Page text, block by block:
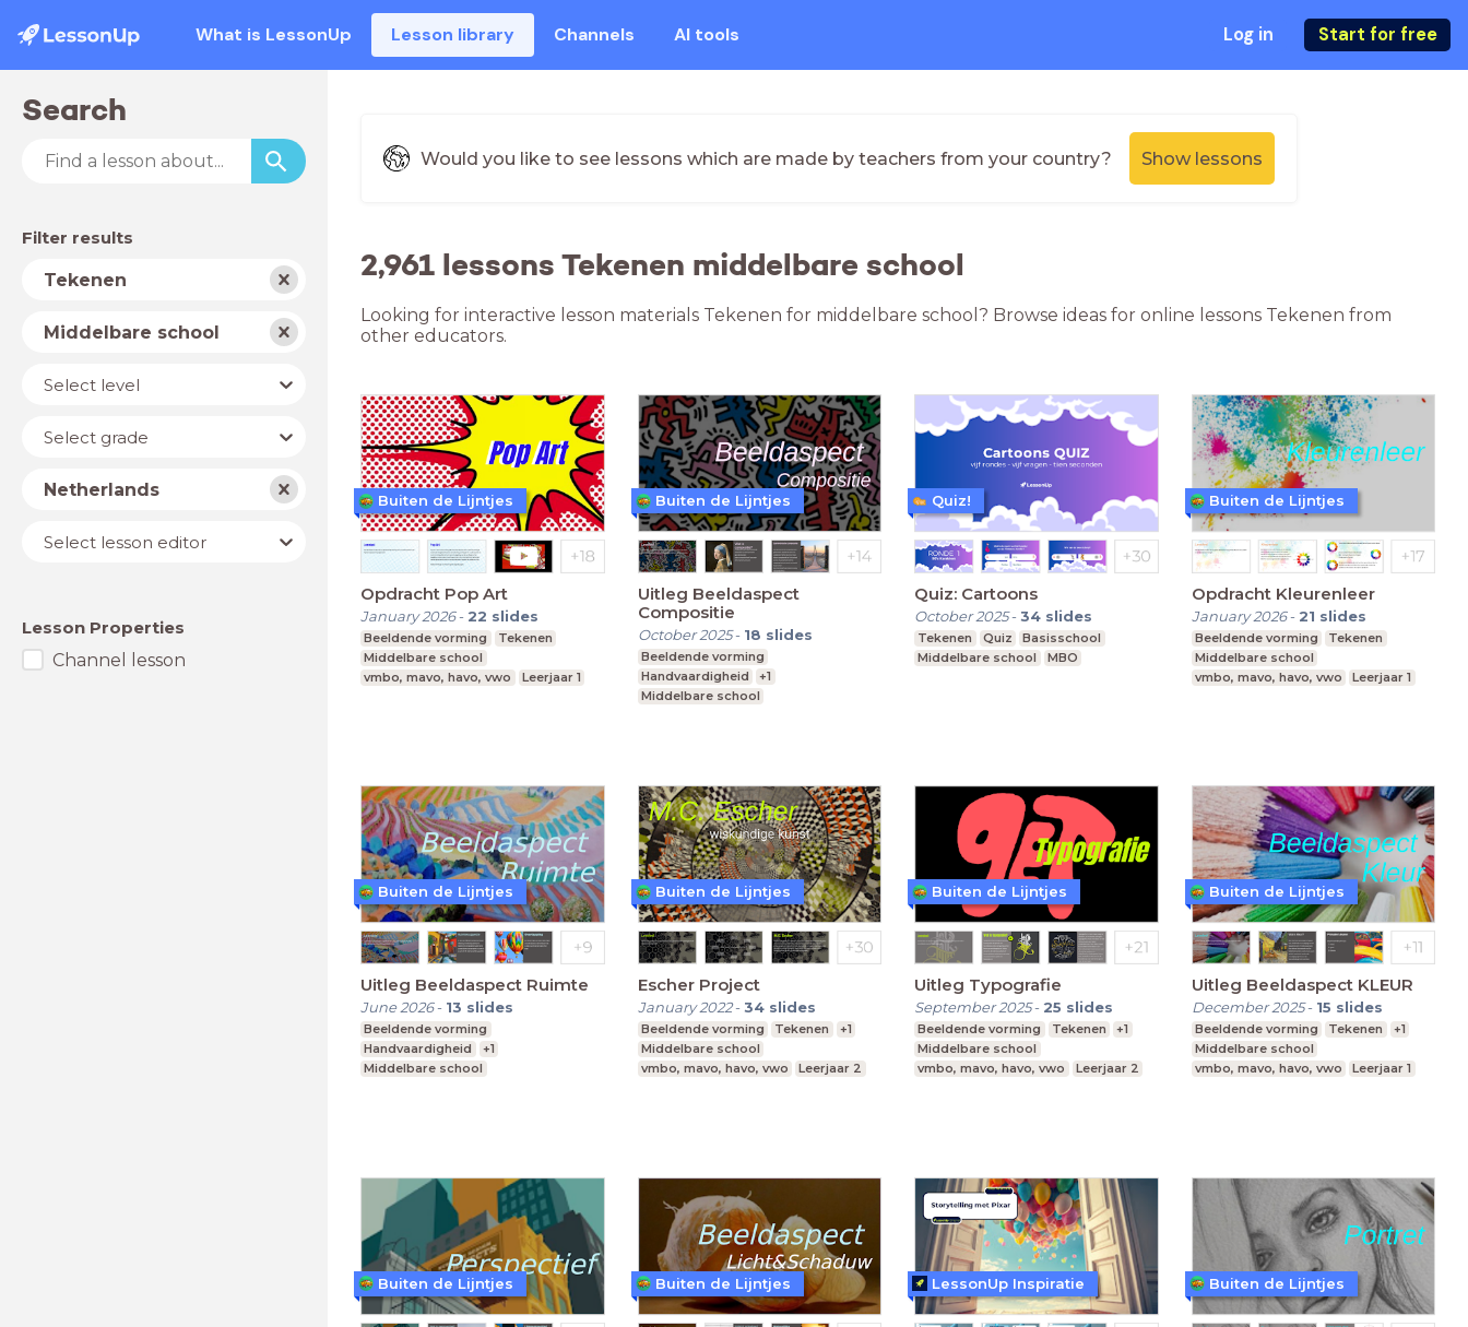
What is LessonUp Lesson library Channels AI tools Log in Start for free
Search
Filter results
Subject
Tekenen
School
typeMiddelbare school
Level
Select level
YearSelect grade
Country
Netherlands
Lesson
editor
Select lesson editor
Lesson Properties
Channel lesson
Would you like to see lessons which are made by teachers from your country? Show lessons
2,961 lessons Tekenen middelbare school
Looking for interactive lesson materials Tekenen for middelbare school? Browse ideas for online lessons Tekenen from
other educators.
Opdracht Pop Art
January 2026- 22 slides
Beeldende vorming
Tekenen
Middelbare school
vmbo, mavo, havo, vwo
Leerjaar 1
Buiten de Lijntjes
Uitleg Beeldaspect
Compositie
October 2025- 18 slides
Beeldende vorming
Handvaardigheid
+1
Middelbare school
Buiten de Lijntjes
Quiz: Cartoons
October 2025-34 slides
Tekenen Quiz
Basisschool
Middelbare school
MBO
Quiz!
Opdracht Kleurenleer
January 2026- 21 slides
Beeldende vorming
Tekenen
Middelbare school
vmbo, mavo, havo, vwo
Leerjaar 1
Buiten de Lijntjes
Uitleg Beeldaspect Ruimte
June 2026- 13 slides
Beeldende vorming
Handvaardigheid
+1
Middelbare school
Buiten de Lijntjes
Escher Project
January 2022-34 slides
Beeldende vorming Tekenen
+1
Middelbare school
vmbo, mavo, havo, vwo
Leerjaar 2
Buiten de Lijntjes
Uitleg Typografie
September 2025- 25 slides
Beeldende vorming Tekenen
+1
Middelbare school
vmbo, mavo, havo, vwo
Leerjaar 2
Buiten de Lijntjes
Uitleg Beeldaspect KLEUR
December 2025- 15 slides
Beeldende vorming Tekenen
+1
Middelbare school
vmbo, mavo, havo, vwo
Leerjaar 1
Buiten de Lijntjes
Buiten de Lijntjes Buiten de Lijntjes LessonUp Inspiratie Buiten de Lijntjes